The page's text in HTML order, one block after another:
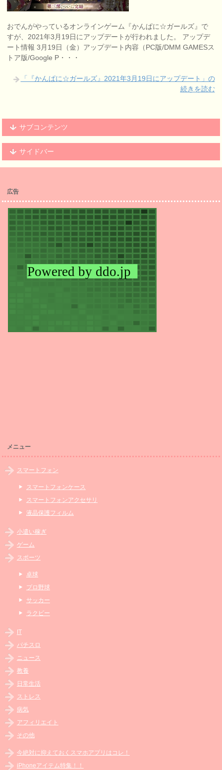
おでんがやっているオンラインゲーム『かんぱに☆ガールズ』で
すが、2021年3月19日にアップデートが行われました。 アップデ
ート情報 3月19日（金）アップデート内容（PC版/DMM GAMESス
トア版/Google P・・・
「『かんぱに☆ガールズ』2021年3月19日にアップデート」の
続きを読む
サブコンテンツ
サイドバー
広告
メニュー
スマートフォン
スマートフォンケース
スマートフォンアクセサリ
液晶保護フィルム
小遣い稼ぎ
ゲーム
スポーツ
卓球
プロ野球
サッカー
ラクビー
IT
パチスロ
ニュース
教養
日常生活
ストレス
病気
アフィリエイト
その他
今絶対に抑えておくスマホアプリはコレ！
iPhoneアイテム特集！！